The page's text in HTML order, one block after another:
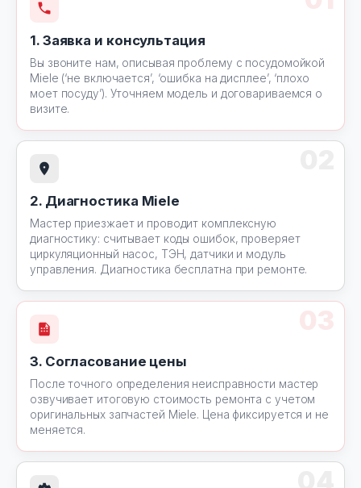
1. Заявка и консультация
Вы звоните нам, описывая проблему с посудомойкой
Miele (‘не включается’, ‘ошибка на дисплее’, ‘плохо
моет посуду’). Уточняем модель и договариваемся о
визите.
2. Диагностика Miele
Мастер приезжает и проводит комплексную
диагностику: считывает коды ошибок, проверяет
циркуляционный насос, ТЭН, датчики и модуль
управления. Диагностика бесплатна при ремонте.
3. Согласование цены
После точного определения неисправности мастер
озвучивает итоговую стоимость ремонта с учетом
оригинальных запчастей Miele. Цена фиксируется и не
меняется.